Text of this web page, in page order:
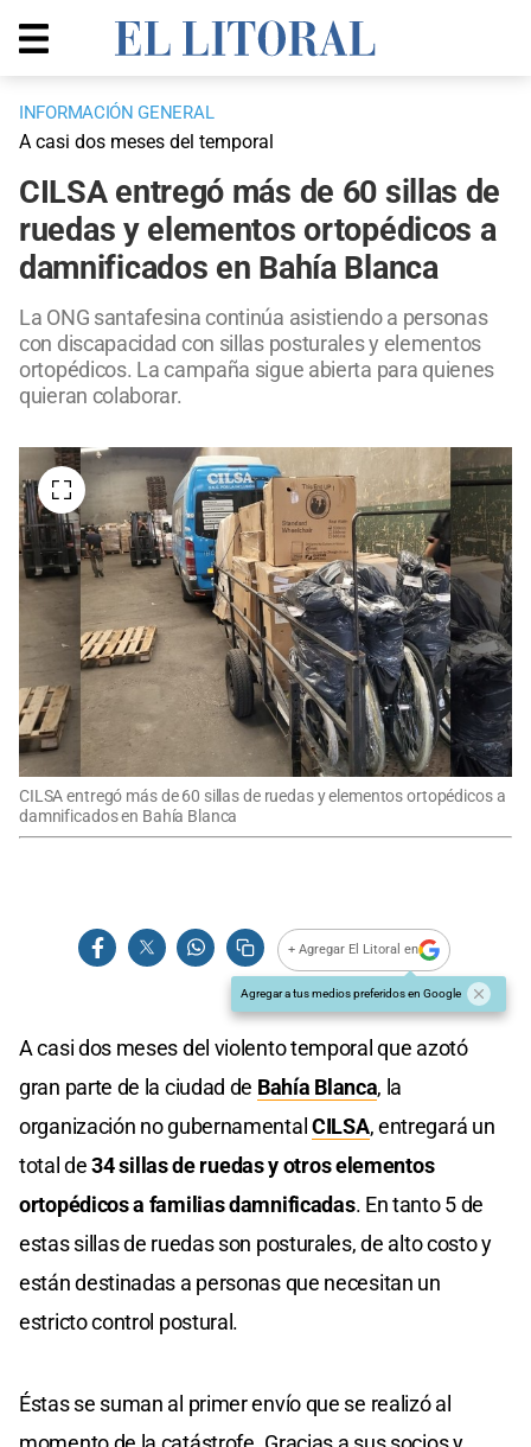
INFORMACIÓN GENERAL
A casi dos meses del temporal
CILSA entregó más de 60 sillas de
ruedas y elementos ortopédicos a
damnificados en Bahía Blanca
La ONG santafesina continúa asistiendo a personas
con discapacidad con sillas posturales y elementos
ortopédicos. La campaña sigue abierta para quienes
quieran colaborar.
CILSA entregó más de 60 sillas de ruedas y elementos ortopédicos a
damnificados en Bahía Blanca
+ Agregar El Litoral en
Agregar a tus medios preferidos en Google
A casi dos meses del violento temporal que azotó
gran parte de la ciudad de Bahía Blanca, la
organización no gubernamentalCILSA, entregará un
total de34 sillas de ruedas y otros elementos
ortopédicos a familias damnificadas. En tanto 5 de
estas sillas de ruedas son posturales, de alto costo y
están destinadas a personas que necesitan un
estricto control postural.
Éstas se suman al primer envío que se realizó al